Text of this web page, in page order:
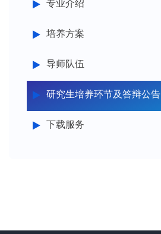
专业介绍
培养方案
导师队伍
研究生培养环节及答辩公告
下载服务